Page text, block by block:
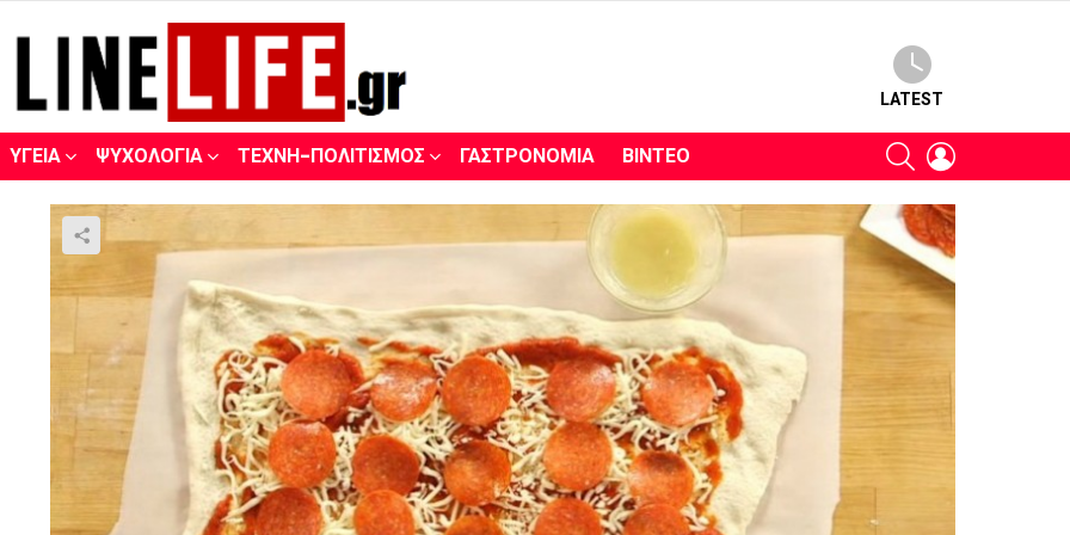
LATEST
ΥΓΕΊΑ ΨΥΧΟΛΟΓΊΑ ΤΈΧΝΗ-ΠΟΛΙΤΙΣΜΌΣ ΓΑΣΤΡΟΝΟΜΊΑ ΒΊΝΤΕΟ SEARCH